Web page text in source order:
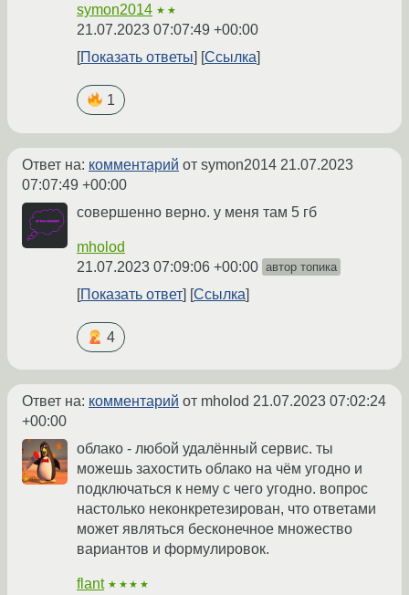
symon2014 ★★
21.07.2023 07:07:49 +00:00
Показать ответы
Ссылка
1
Ответ на: комментарий от symon2014 21.07.2023
07:07:49 +00:00
совершенно верно. у меня там 5 гб
mholod
21.07.2023 07:09:06 +00:00 автор топика
Показать ответ Ссылка
4
Ответ на: комментарий от mholod 21.07.2023 07:02:24
+00:00
облако - любой удалённый сервис. ты
можешь захостить облако на чём угодно и
подключаться к нему с чего угодно. вопрос
настолько неконкретезирован, что ответами
может являться бесконечное множество
вариантов и формулировок.
flant ★★★★